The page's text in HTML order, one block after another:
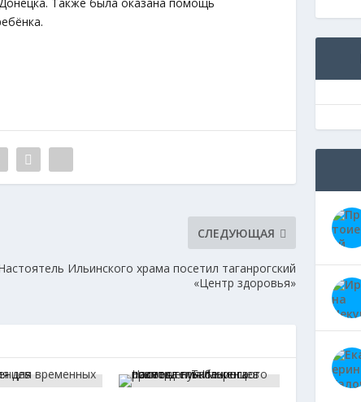
СЛЕДУЮЩАЯ
Ильинского храма посетил таганрогский
«Центр здоровья»